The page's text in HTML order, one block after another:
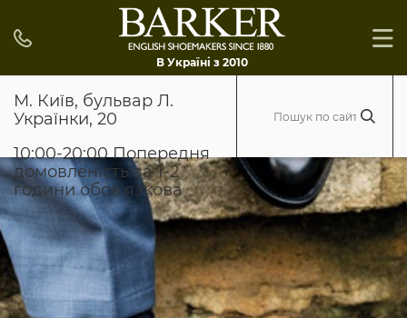
В Україні з 2010
М. Київ, бульвар Л.
Українки, 20
10:00-20:00 Попередня
домовленість за 1-2
години обов'язкова